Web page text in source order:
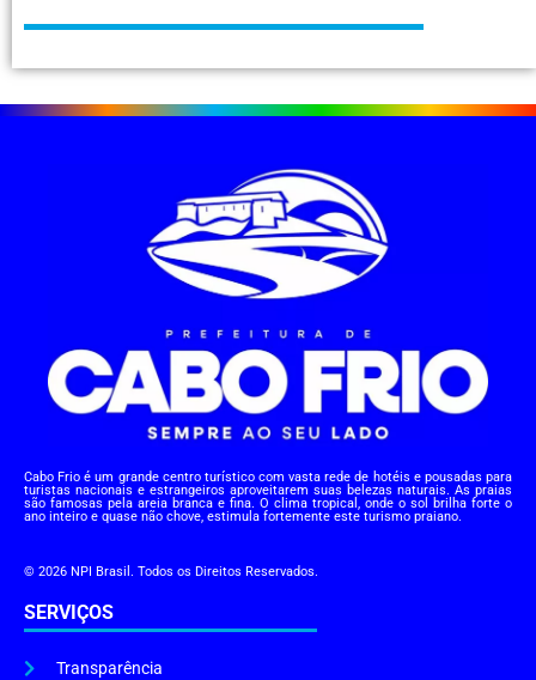
Cabo Frio é um grande centro turístico com vasta rede de hotéis e pousadas para
turistas nacionais e estrangeiros aproveitarem suas belezas naturais. As praias
são famosas pela areia branca e fina. O clima tropical, onde o sol brilha forte o
ano inteiro e quase não chove, estimula fortemente este turismo praiano.
© 2026 NPI Brasil. Todos os Direitos Reservados.
SERVIÇOS
Transparência